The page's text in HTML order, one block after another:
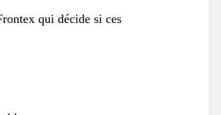
qui décide si ces